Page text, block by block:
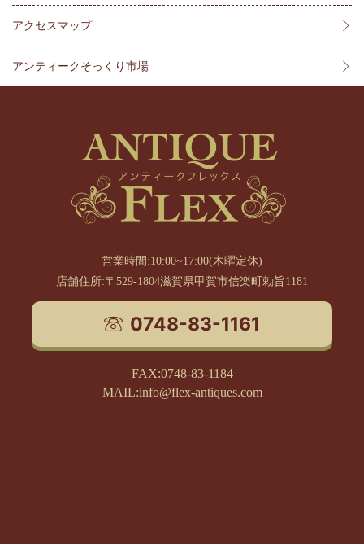
アクセスマップ
アンティークそっくり市場
営業時間:10:00~17:00(木曜定休)
店舗住所:〒529-1804滋賀県甲賀市信楽町勅旨1181
0748-83-1161
FAX:0748-83-1184
MAIL:info@flex-antiques.com